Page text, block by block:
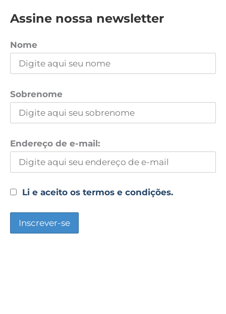
Assine nossa newsletter
Nome
Sobrenome
Endereço de e-mail:
Li e aceito os termos e condições.